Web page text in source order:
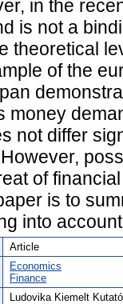
in the
is not a
theoretical
of the
money
not differ
of
is to
into
Article
Economics
Finance
Ludovika Kiemelt